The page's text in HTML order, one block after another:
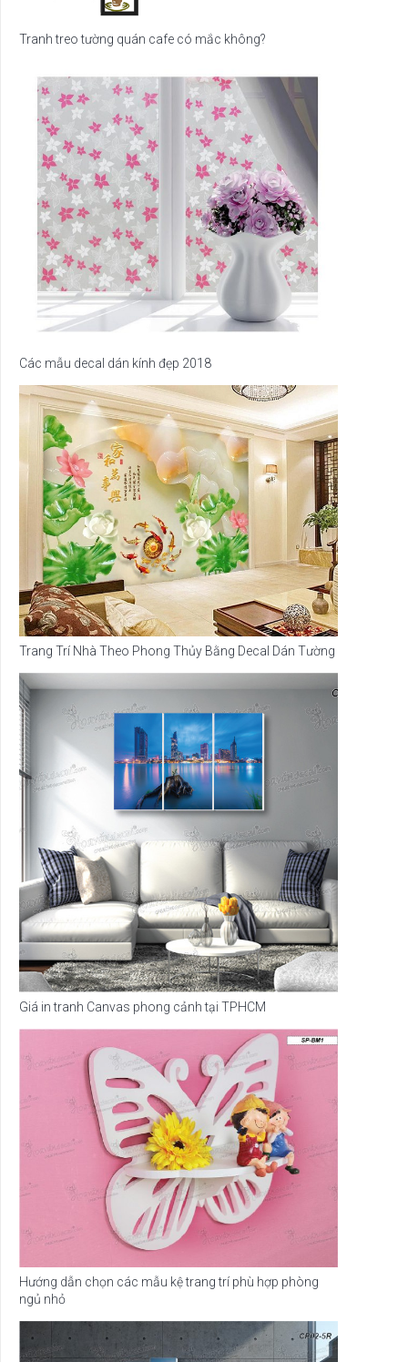
Tranh treo tường quán cafe có mắc không?
Các mẫu decal dán kính đẹp 2018
Trang Trí Nhà Theo Phong Thủy Bằng Decal Dán Tường
Giá in tranh Canvas phong cảnh tại TPHCM
Hướng dẫn chọn các mẫu kệ trang trí phù hợp phòng
ngủ nhỏ